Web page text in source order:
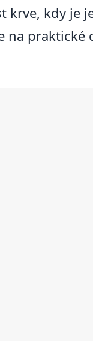
krve, kdy je
na